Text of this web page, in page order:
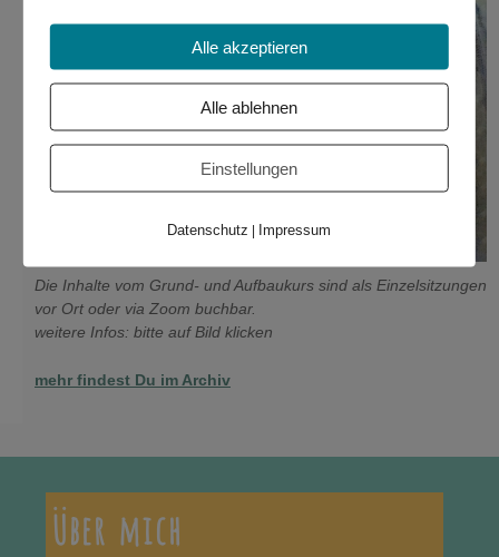
Die Inhalte vom Grund- und Aufbaukurs sind als Einzelsitzungen
vor Ort oder via Zoom buchbar.
weitere Infos: bitte auf Bild klicken
mehr findest Du im Archiv
Über mich
Alle akzeptieren
Alle ablehnen
Einstellungen
Datenschutz | Impressum